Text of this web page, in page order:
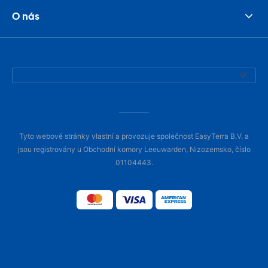
O nás
Tyto webové stránky vlastní a provozuje společnost EasyTerra B.V. a
jsou registrovány u Obchodní komory Leeuwarden, Nizozemsko, číslo
01104443.